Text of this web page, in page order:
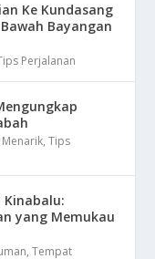
Ke Kundasang
Bayangan
Perjalanan
,Tips
yang Memukau
,Tempat